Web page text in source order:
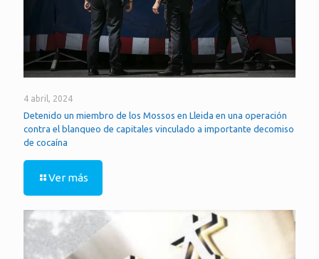
4 abril, 2024
Detenido un miembro de los Mossos en Lleida en una operación
contra el blanqueo de capitales vinculado a importante decomiso
de cocaína
Ver más